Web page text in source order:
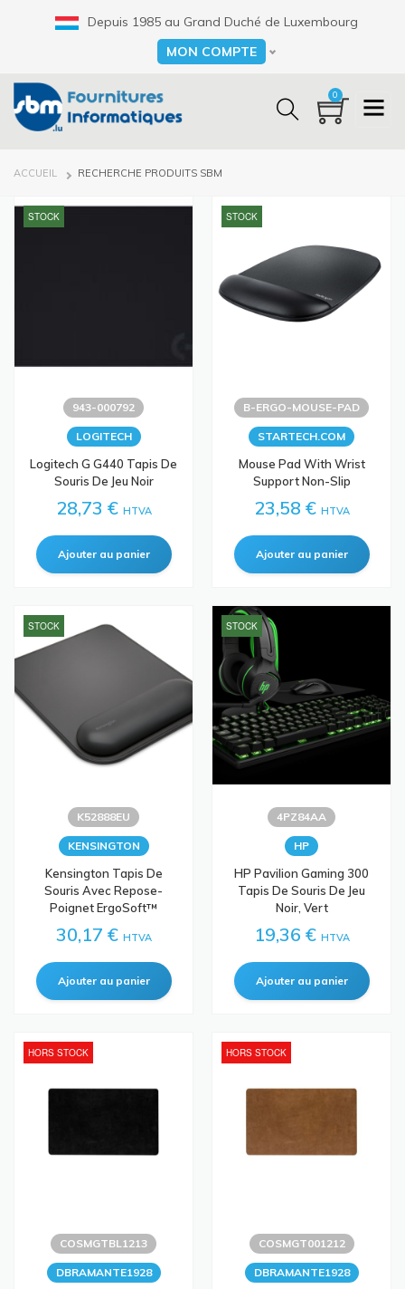
Depuis 1985 au Grand Duché de Luxembourg
Select your language
MON COMPTE
0
FIL
ACCUEIL RECHERCHE PRODUITS SBM
STOCK
943-000792
LOGITECH
Logitech G G440 Tapis De
Souris De Jeu Noir
28,73 € HTVA
STOCK
B-ERGO-MOUSE-PAD
STARTECH.COM
Mouse Pad With Wrist
Support Non-Slip
23,58 € HTVA
STOCK
K52888EU
KENSINGTON
Kensington Tapis De
Souris Avec Repose-
Poignet ErgoSoft™
30,17 € HTVA
STOCK
4PZ84AA
HP
HP Pavilion Gaming 300
Tapis De Souris De Jeu
Noir, Vert
19,36 € HTVA
HORS STOCK
COSMGTBL1213
DBRAMANTE1928
HORS STOCK
COSMGT001212
DBRAMANTE1928